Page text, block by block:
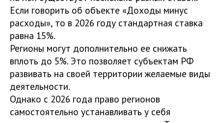
Если говорить об объекте «Доходы минус
расходы», то в 2026 году стандартная ставка
равна 15%.
Регионы могут дополнительно ее снижать
вплоть до 5%. Это позволяет субъектам РФ
развивать на своей территории желаемые виды
деятельности.
Однако с 2026 года право регионов
самостоятельно устанавливать у себя